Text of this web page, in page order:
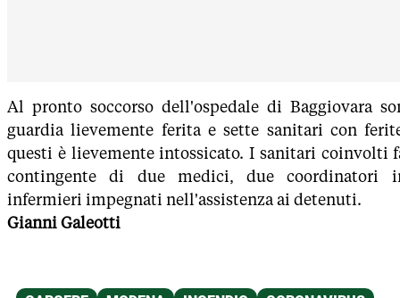
Al pronto soccorso dell'ospedale di Baggiovara
guardia lievemente ferita e sette sanitari con
questi è lievemente intossicato. I sanitari coinvolti
contingente di due medici, due coordinatori
infermieri impegnati nell'assistenza ai detenuti.
Gianni Galeotti